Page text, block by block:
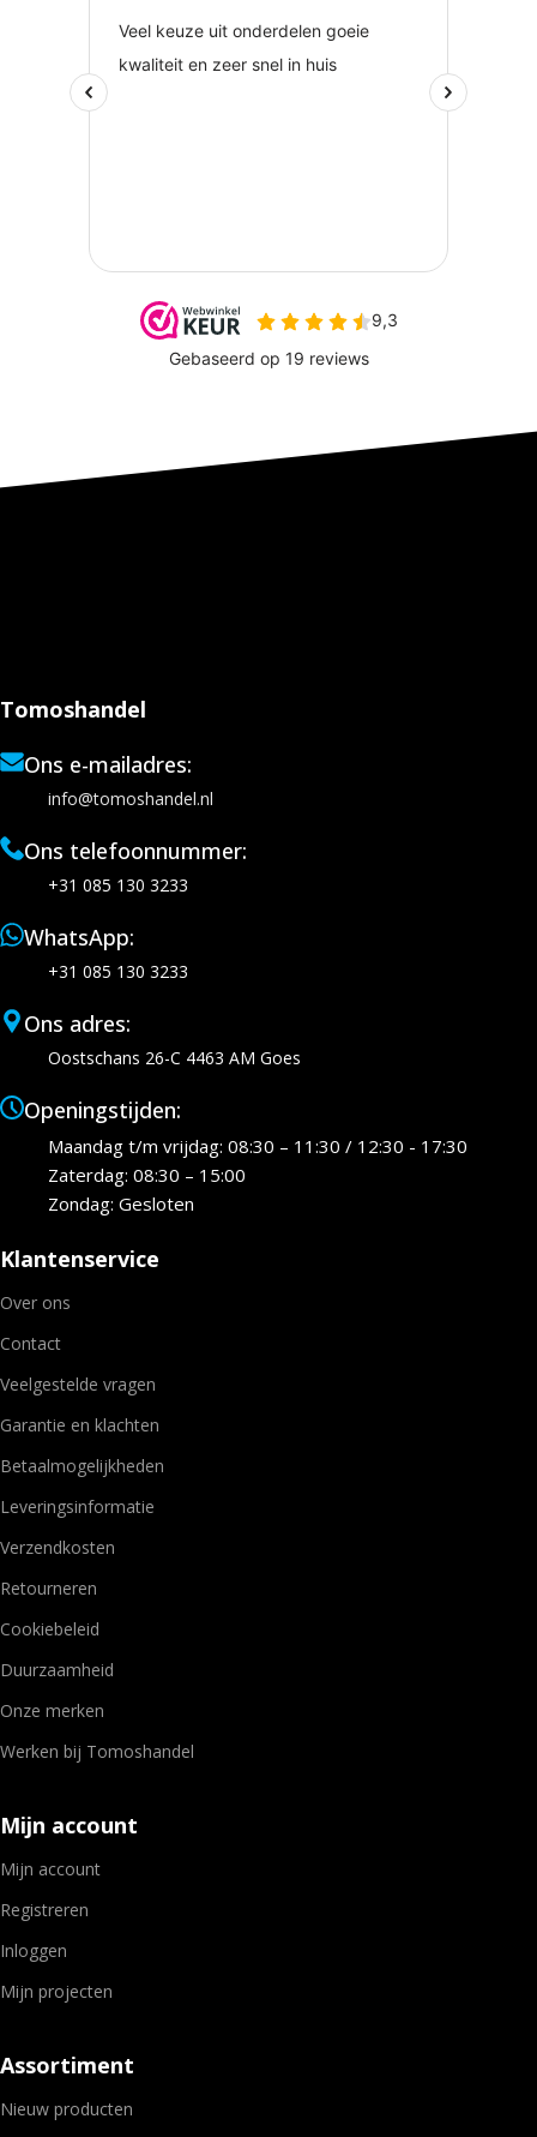
Tomoshandel
Ons e-mailadres:
info@tomoshandel.nl
Ons telefoonnummer:
+31 085 130 3233
WhatsApp:
+31 085 130 3233
Ons adres:
Oostschans 26-C 4463 AM Goes
Openingstijden:
Maandag t/m vrijdag: 08:30 – 11:30 / 12:30 - 17:30
Zaterdag: 08:30 – 15:00
Zondag: Gesloten
Klantenservice
Over ons
Contact
Veelgestelde vragen
Garantie en klachten
Betaalmogelijkheden
Leveringsinformatie
Verzendkosten
Retourneren
Cookiebeleid
Duurzaamheid
Onze merken
Werken bij Tomoshandel
Mijn account
Mijn account
Registreren
Inloggen
Mijn projecten
Assortiment
Nieuw producten